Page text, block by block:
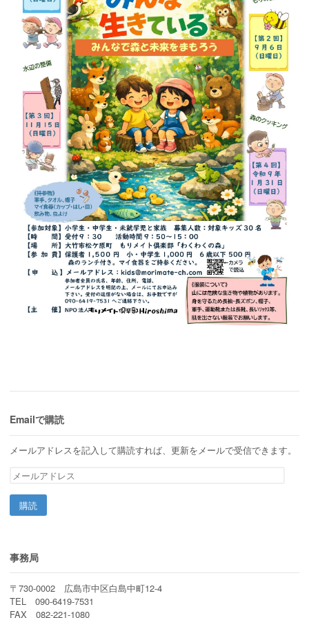
Emailで購読
メールアドレスを記入して購読すれば、更新をメールで受信できます。
メ
ル
ア
ス
事務局
〒730-0002 広島市中区白島中町12-4
TEL 090-6419-7531
FAX 082-221-1080